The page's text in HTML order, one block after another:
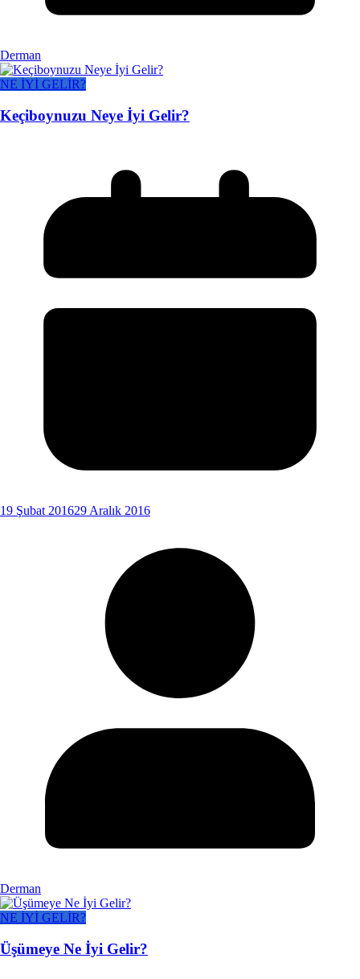
Derman
NE İYİ GELİR?
Keçiboynuzu Neye İyi Gelir?
19 Şubat 201629 Aralık 2016
Derman
NE İYİ GELİR?
Üşümeye Ne İyi Gelir?